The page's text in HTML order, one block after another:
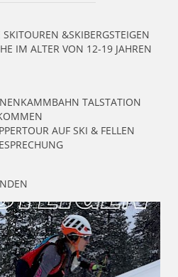
&SKIBERGSTEIGEN
IM ALTER VON 12-19 JAHREN
TALSTATION
AUF SKI & FELLEN